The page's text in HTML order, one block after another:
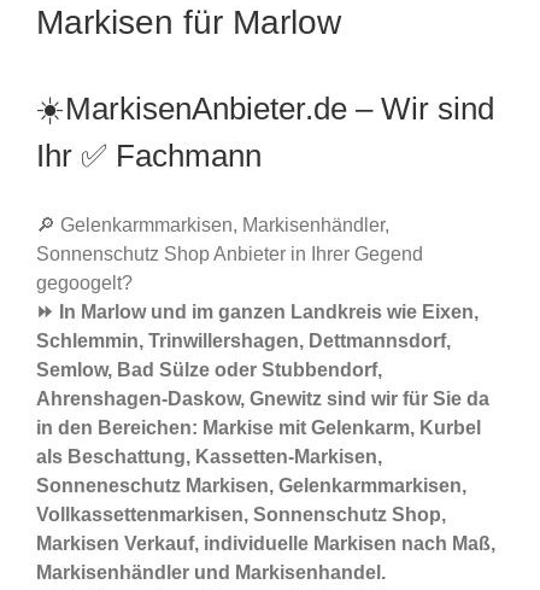
Markisen für Marlow
☀️MarkisenAnbieter.de – Wir sind
Ihr ✅ Fachmann
🔎 Gelenkarmmarkisen, Markisenhändler,
Sonnenschutz Shop Anbieter in Ihrer Gegend
gegoogelt?
⏩ In Marlow und im ganzen Landkreis wie Eixen,
Schlemmin, Trinwillershagen, Dettmannsdorf,
Semlow, Bad Sülze oder Stubbendorf,
Ahrenshagen-Daskow, Gnewitz sind wir für Sie da
in den Bereichen: Markise mit Gelenkarm, Kurbel
als Beschattung, Kassetten-Markisen,
Sonneneschutz Markisen, Gelenkarmmarkisen,
Vollkassettenmarkisen, Sonnenschutz Shop,
Markisen Verkauf, individuelle Markisen nach Maß,
Markisenhändler und Markisenhandel.